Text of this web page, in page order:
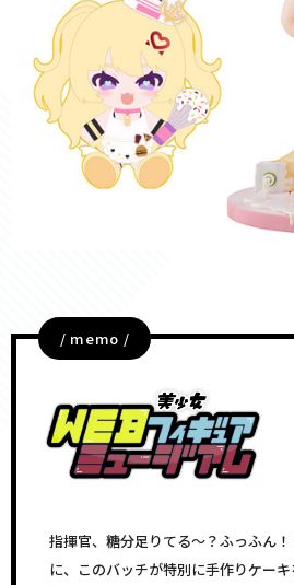
/ memo /
指揮官、糖分足りてる～？ふっふん
に、このバッチが特別に手作りケー